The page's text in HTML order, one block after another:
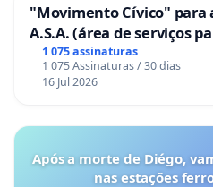
"Movimento Cívico" para
A.S.A. (área de serviços
Coimbra
1 075 assinaturas
1 075 Assinaturas / 30 dias
16 Jul 2026
Após a morte de Diégo,
nas estações